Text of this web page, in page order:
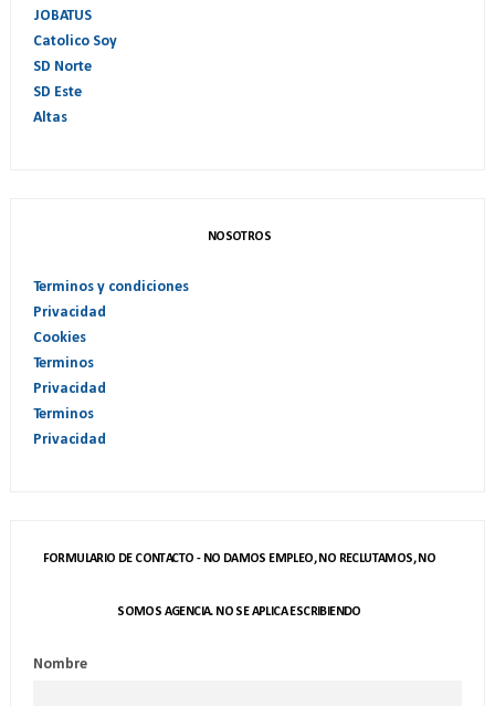
JOBATUS
Catolico Soy
SD Norte
SD Este
Altas
NOSOTROS
Terminos y condiciones
Privacidad
Cookies
Terminos
Privacidad
Terminos
Privacidad
FORMULARIO DE CONTACTO - NO DAMOS EMPLEO, NO RECLUTAMOS, NO
SOMOS AGENCIA. NO SE APLICA ESCRIBIENDO
Nombre